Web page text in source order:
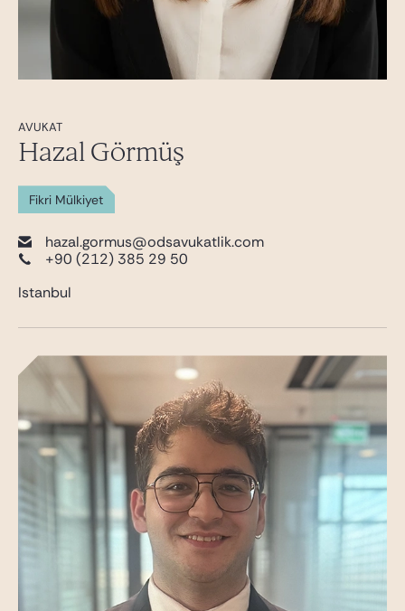
AVUKAT
Hazal Görmüş
Fikri Mülkiyet
hazal.gormus@odsavukatlik.com
+90 (212) 385 29 50
Istanbul